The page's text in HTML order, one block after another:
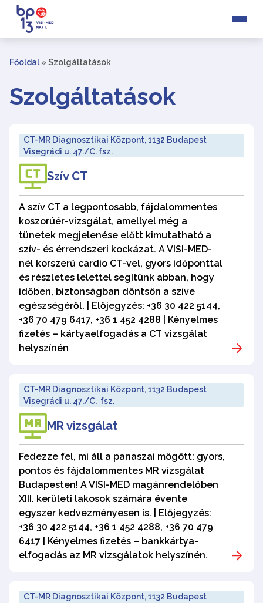
Főoldal »Szolgáltatások
Szolgáltatások
CT-MR Diagnosztikai Központ, 1132 Budapest
Visegrádi u. 47./C. fsz.
Szív CT
A szív CT a legpontosabb, fájdalommentes
koszorúér-vizsgálat, amellyel még a
tünetek megjelenése előtt kimutatható a
szív- és érrendszeri kockázat. A VISI-MED-
nél korszerű cardio CT-vel, gyors időponttal
és részletes lelettel segítünk abban, hogy
időben, biztonságban döntsön a szíve
egészségéről. | Előjegyzés: +36 30 422 5144,
+36 70 479 6417, +36 1 452 4288 | Kényelmes
fizetés – kártyaelfogadás a CT vizsgálat
helyszínén
CT-MR Diagnosztikai Központ, 1132 Budapest
Visegrádi u. 47./C. fsz.
MR vizsgálat
Fedezze fel, mi áll a panaszai mögött: gyors,
pontos és fájdalommentes MR vizsgálat
Budapesten! A VISI-MED magánrendelőben
XIII. kerületi lakosok számára évente
egyszer kedvezményesen is. | Előjegyzés:
+36 30 422 5144, +36 1 452 4288, +36 70 479
6417 | Kényelmes fizetés – bankkártya-
elfogadás az MR vizsgálatok helyszínén.
CT-MR Diagnosztikai Központ, 1132 Budapest